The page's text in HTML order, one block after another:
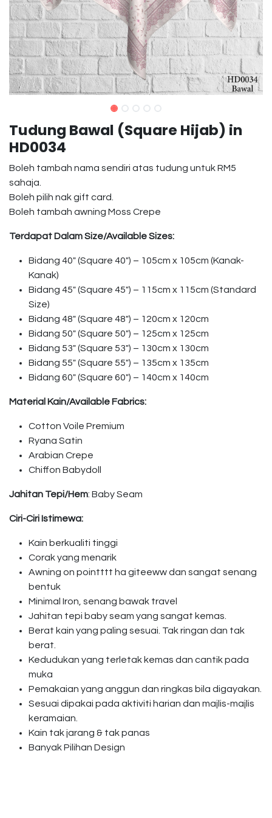
Tudung Bawal (Square Hijab) in
HD0034
Boleh tambah nama sendiri atas tudung untuk RM5
sahaja.
Boleh pilih nak gift card.
Boleh tambah awning Moss Crepe
Terdapat Dalam Size/Available Sizes:
Bidang 40″ (Square 40″) – 105cm x 105cm (Kanak-
Kanak)
Bidang 45″ (Square 45″) – 115cm x 115cm (Standard
Size)
Bidang 48″ (Square 48″) – 120cm x 120cm
Bidang 50″ (Square 50″) – 125cm x 125cm
Bidang 53″ (Square 53″) – 130cm x 130cm
Bidang 55″ (Square 55″) – 135cm x 135cm
Bidang 60″ (Square 60″) – 140cm x 140cm
Material Kain/Available Fabrics:
Cotton Voile Premium
Ryana Satin
Arabian Crepe
Chiffon Babydoll
Jahitan Tepi/Hem: Baby Seam
Ciri-Ciri Istimewa:
Kain berkualiti tinggi
Corak yang menarik
Awning on pointttt ha giteeww dan sangat senang
bentuk
Minimal Iron, senang bawak travel
Jahitan tepi baby seam yang sangat kemas.
Berat kain yang paling sesuai. Tak ringan dan tak
berat.
Kedudukan yang terletak kemas dan cantik pada
muka
Pemakaian yang anggun dan ringkas bila digayakan.
Sesuai dipakai pada aktiviti harian dan majlis-majlis
keramaian.
Kain tak jarang & tak panas
Banyak Pilihan Design